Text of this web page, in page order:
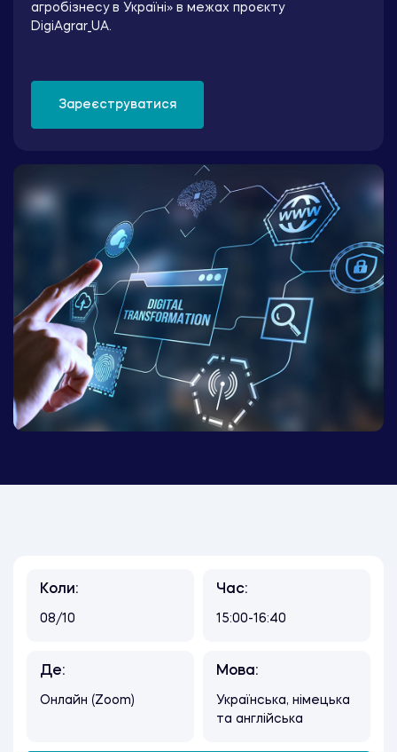
агробізнесу в Україні» в межах проєкту
DigiAgrar_UA.
Зареєструватися
Коли:
08/10
Час:
15:00-16:40
Де:
Онлайн (Zoom)
Мова:
Українська, німецька
та англійська